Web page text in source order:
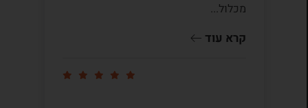
מכלול...
קרא עוד